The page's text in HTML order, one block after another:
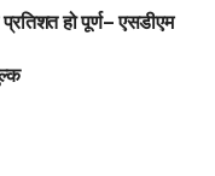
हो पूर्ण– एसडीएम